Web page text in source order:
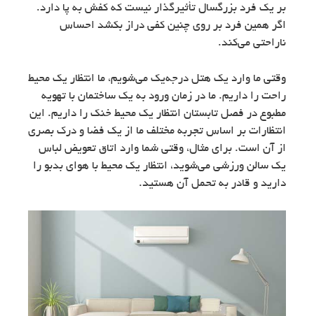
بر یک فرد بزرگسال تأثیرگذار نیست که کفش به پا دارد.
اگر همین فرد بر روی چنین کفی دراز بکشد احساس
ناراحتی می‌کند.
وقتی ما وارد یک هتل درجه‌یک می‌شویم، ما انتظار یک محیط
راحت را داریم. ما در زمان ورود به یک ساختمان با تهویه
مطبوع در فصل تابستان انتظار یک محیط خنک را داریم. این
انتظارات بر اساس تجربه مختلف ما از یک فضا و درک بصری
از آن است. برای مثال، وقتی شما وارد اتاق تعویض لباس
یک سالن ورزشی می‌شوید، انتظار یک محیط با هوای بدبو را
دارید و قادر به تحمل آن هستید.